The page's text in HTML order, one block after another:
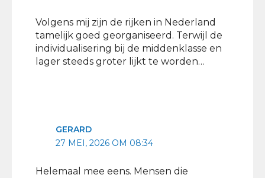
Volgens mij zijn de rijken in Nederland
tamelijk goed georganiseerd. Terwijl de
individualisering bij de middenklasse en
lager steeds groter lijkt te worden…
GERARD
27 MEI, 2026 OM 08:34
Helemaal mee eens. Mensen die